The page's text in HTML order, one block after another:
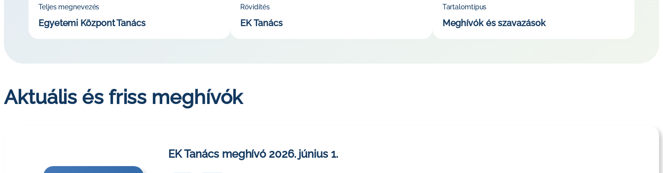
Teljes megnevezés
Egyetemi Központ Tanács
Rövidítés
EK Tanács
Tartalomtípus
Meghívók és szavazások
Aktuális és friss meghívók
EK Tanács meghívó 2026. június 1.